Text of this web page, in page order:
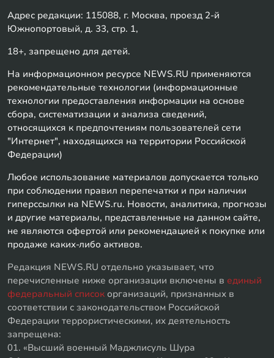
Адрес редакции: 115088, г. Москва, проезд 2-й
Южнопортовый, д. 33, стр. 1,
18+, запрещено для детей.
На информационном ресурсе NEWS.RU применяются
рекомендательные технологии (информационные
технологии предоставления информации на основе
сбора, систематизации и анализа сведений,
относящихся к предпочтениям пользователей сети
"Интернет", находящихся на территории Российской
Федерации)
Любое использование материалов допускается только
при соблюдении правил перепечатки и при наличии
гиперссылки на NEWS.ru. Новости, аналитика, прогнозы
и другие материалы, представленные на данном сайте,
не являются офертой или рекомендацией к покупке или
продаже каких-либо активов.
Редакция NEWS.RU отдельно указывает, что
перечисленные ниже организации включены в единый
федеральный список организаций, признанных в
соответствии с законодательством Российской
Федерации террористическими, их деятельность
запрещена:
01. «Высший военный Маджлисуль Шура